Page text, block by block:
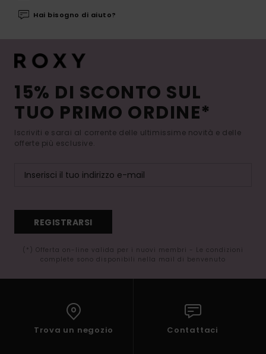
Hai bisogno di aiuto?
15% DI SCONTO SUL
TUO PRIMO ORDINE*
Iscriviti e sarai al corrente delle ultimissime novità e delle
offerte più esclusive.
REGISTRARSI
(*) Offerta on-line valida per i nuovi membri - Le condizioni
complete sono disponibili nella mail di benvenuto
Trova un negozio Contattaci